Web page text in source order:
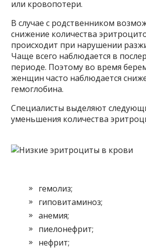
или кровопотери.
В случае с родственником
снижение количества
происходит при нарушении
Чаще всего наблюдается в
периоде. Поэтому во время
женщин часто наблюдается
гемоглобина.
Специалисты выделяют
уменьшения количества
гемолиз;
гиповитаминоз;
анемия;
пиелонефрит;
нефрит;